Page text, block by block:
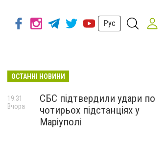
Рус
ОСТАННІ НОВИНИ
СБС підтвердили удари по
чотирьох підстанціях у
Маріуполі
19:31
Вчора